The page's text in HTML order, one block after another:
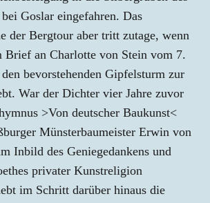
Goslar eingefahren. Das
der Bergtour aber tritt zutage, wenn
Brief an Charlotte von Stein vom 7.
bevorstehenden Gipfelsturm zur
War der Dichter vier Jahre zuvor
>Von deutscher Baukunst<
Münsterbaumeister Erwin von
Inbild des Geniegedankens und
privater Kunstreligion
im Schritt darüber hinaus die